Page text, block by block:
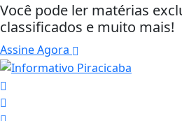
Você pode ler matérias
classificados e muito mais!
Assine Agora